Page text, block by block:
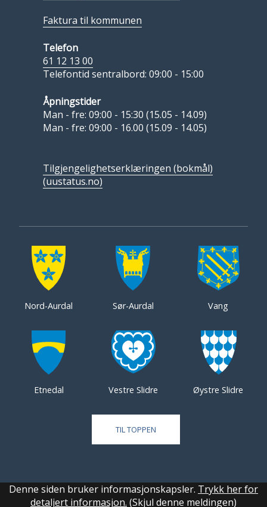
Faktura til kommunen
Telefon
61 12 13 00
Telefontid sentralbord: 09:00 - 15:00
Åpningstider
Man - fre: 09:00 - 15:30 (15.05 - 14.09)
Man - fre: 09:00 - 16.00 (15.09 - 14.05)
Tilgjengelighetserklæringen (bokmål)
(uustatus.no)
Nord-Aurdal Sør-Aurdal Vang
Etnedal Vestre Slidre Øystre Slidre
TIL TOPPEN
Denne siden bruker informasjonskapsler. Trykk her for
detaljert informasjon. (Skjul denne meldingen)